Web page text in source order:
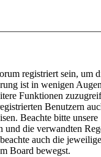
registriert sein, um
ist in wenigen
Funktionen
Benutzern
Beachte bitte unsere
und die verwandten
auch die
Board bewegst.